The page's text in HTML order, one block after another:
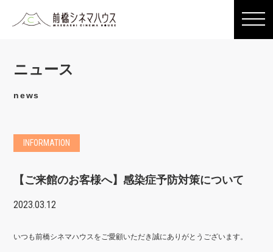
ニュース
news
INFORMATION
【ご来館のお客様へ】感染症予防対策について
2023.03.12
いつも前橋シネマハウスをご愛顧いただき誠にありがとうございます。